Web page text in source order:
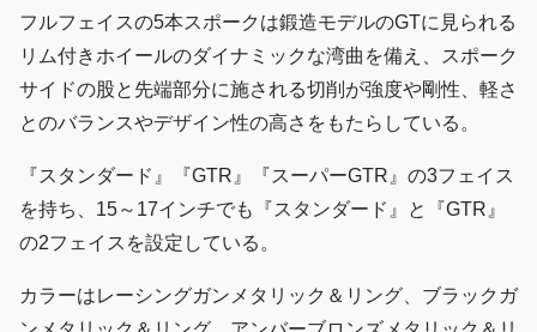
フルフェイスの5本スポークは鍛造モデルのGTに見られる
リム付きホイールのダイナミックな湾曲を備え、スポーク
サイドの股と先端部分に施される切削が強度や剛性、軽さ
とのバランスやデザイン性の高さをもたらしている。
『スタンダード』『GTR』『スーパーGTR』の3フェイス
を持ち、15～17インチでも『スタンダード』と『GTR』
の2フェイスを設定している。
カラーはレーシングガンメタリック＆リング、ブラックガ